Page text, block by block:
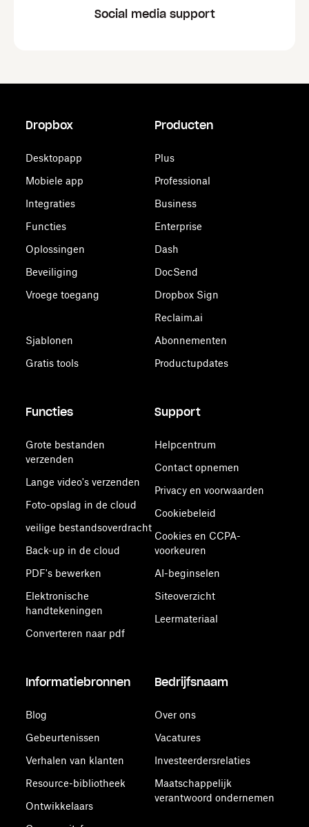
Social media support
Dropbox
Desktopapp
Mobiele app
Integraties
Functies
Oplossingen
Beveiliging
Vroege toegang
Sjablonen
Gratis tools
Producten
Plus
Professional
Business
Enterprise
Dash
DocSend
Dropbox Sign
Reclaim.ai
Abonnementen
Productupdates
Functies
Grote bestanden
verzenden
Lange video's verzenden
Foto-opslag in de cloud
veilige bestandsoverdracht
Back-up in de cloud
PDF's bewerken
Elektronische
handtekeningen
Converteren naar pdf
Support
Helpcentrum
Contact opnemen
Privacy en voorwaarden
Cookiebeleid
Cookies en CCPA-
voorkeuren
AI-beginselen
Siteoverzicht
Leermateriaal
Informatiebronnen
Blog
Gebeurtenissen
Verhalen van klanten
Resource-bibliotheek
Ontwikkelaars
Bedrijfsnaam
Over ons
Vacatures
Investeerdersrelaties
Maatschappelijk
verantwoord ondernemen